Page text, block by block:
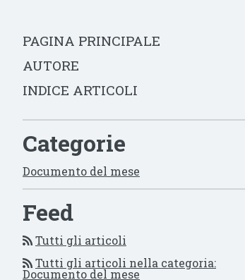
PAGINA PRINCIPALE
AUTORE
INDICE ARTICOLI
Categorie
Documento del mese
Feed
Tutti gli articoli
Tutti gli articoli nella categoria:
Documento del mese